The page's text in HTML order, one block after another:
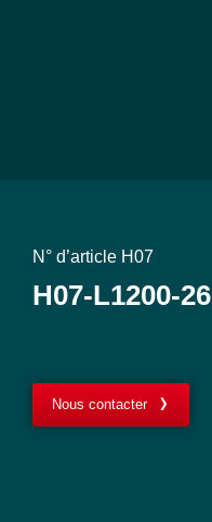
N° d’article H07
H07-L1200-
Nous contacter